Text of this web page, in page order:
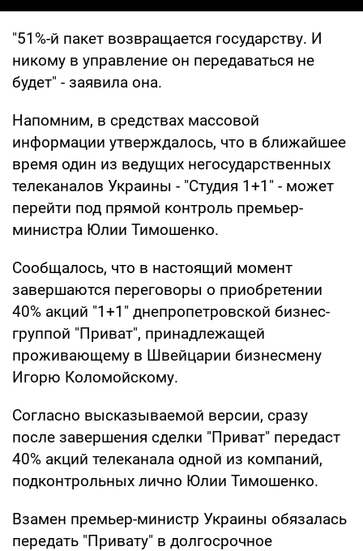
"51%-й пакет возвращается государству. И
никому в управление он передаваться не
будет" - заявила она.
Напомним, в средствах массовой
информации утверждалось, что в ближайшее
время один из ведущих негосударственных
телеканалов Украины - "Студия 1+1" - может
перейти под прямой контроль премьер-
министра Юлии Тимошенко.
Сообщалось, что в настоящий момент
завершаются переговоры о приобретении
40% акций "1+1" днепропетровской бизнес-
группой "Приват", принадлежащей
проживающему в Швейцарии бизнесмену
Игорю Коломойскому.
Согласно высказываемой версии, сразу
после завершения сделки "Приват" передаст
40% акций телеканала одной из компаний,
подконтрольных лично Юлии Тимошенко.
Взамен премьер-министр Украины обязалась
передать "Привату" в долгосрочное